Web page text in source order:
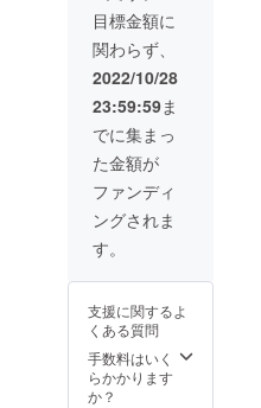
直接生産依
頼し直輸入
することで
「高品質低
価格」を実
現しまし
た。
ます。
能性も
ござい
ます。
ご了承
くださ
い。 ※
ご注文
状況、
使用部
材の供
給状
況、製
合等に
より出
荷時期
が遅れ
る場合
があり
となり
ます。
※皆様の
ご支援
量産効
率が向
上した
場合、
正規販
売価格
が販売
下がる
可能性
もござ
いま
す。 ※
デザイ
ク）の
中から3
点 ■お
届け：
2022年
12月末
までに
完了予
定 ※お
申し込
み順に
2022年
から発
送予定
です。
※ 発送
はヤマ
ト運輸
送料
込）に
て承り
ます。
■カ
ラー：
Green
（グ
リー
ン）、
Khaki（
カー
ブラッ
中から1
点 ■お
届け：
2022年
12月末
目標金額に
関わらず、
2022/10/28
23:59:59ま
でに集まっ
た金額が
ファンディ
ングされま
す。
支援に関するよ
くある質問
手数料はいく
らかかります
か？